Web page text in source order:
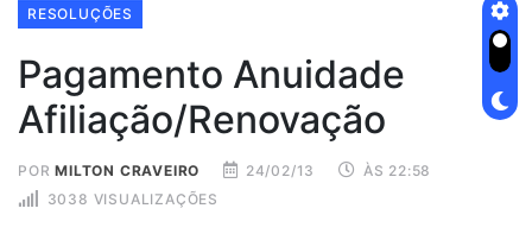
RESOLUÇÕES
Pagamento Anuidade
Afiliação/Renovação
PORMILTON CRAVEIRO 24/02/13
ÀS 22:58
3038 VISUALIZAÇÕES